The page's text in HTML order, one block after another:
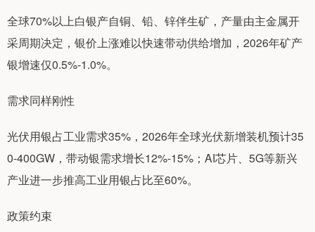
全球70%以上白银产自铜、铅、锌伴生矿，产量由主金属开
采周期决定，银价上涨难以快速带动供给增加，2026年矿产
银增速仅0.5%-1.0%。
需求同样刚性
光伏用银占工业需求35%，2026年全球光伏新增装机预计35
0-400GW，带动银需求增长12%-15%；AI芯片、5G等新兴
产业进一步推高工业用银占比至60%。
政策约束